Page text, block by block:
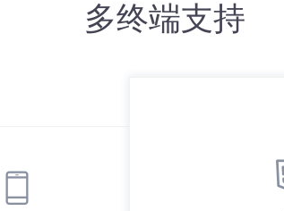
多终端支持